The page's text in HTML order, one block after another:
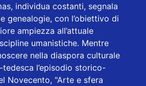
individua costanti, segnala
genealogie, con l’obiettivo di
ampiezza all’attuale
umanistiche. Mentre
nella diaspora culturale
l’episodio storico-
Novecento, "Arte e sfera